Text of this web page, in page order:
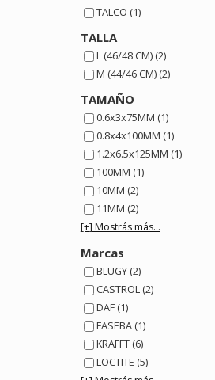
TALCO (1)
TALLA
L (46/48 CM) (2)
M (44/46 CM) (2)
TAMAÑO
0.6x3x75MM (1)
0.8x4x100MM (1)
1.2x6.5x125MM (1)
100MM (1)
10MM (2)
11MM (2)
[+] Mostrás más...
Marcas
BLUGY (2)
CASTROL (2)
DAF (1)
FASEBA (1)
KRAFFT (6)
LOCTITE (5)